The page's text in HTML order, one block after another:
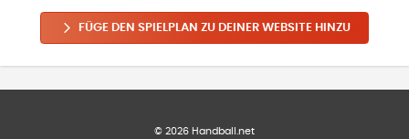
FÜGE DEN SPIELPLAN ZU DEINER WEBSITE HINZU
© 2026 Handball.net